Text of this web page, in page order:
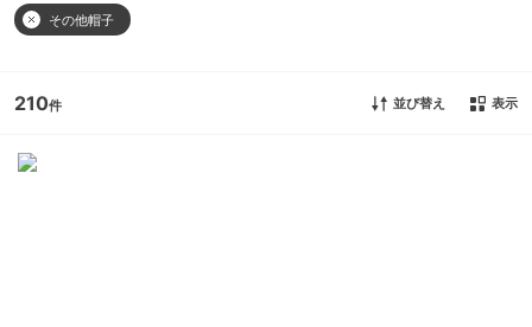
その他帽子
210 並び替え 表示